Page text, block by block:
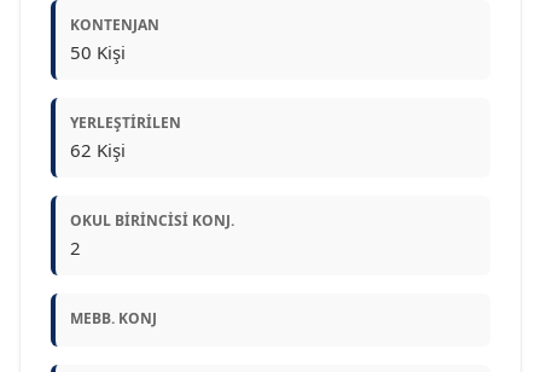
KONTENJAN
50 Kişi
YERLEŞTIRILEN
62 Kişi
OKUL BIRINCISI KONJ.
2
MEBB. KONJ